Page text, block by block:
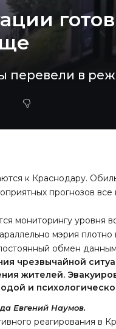
перевели в
к Краснодару.
прогнозов
мониторингу
мэрия
обмен
чрезвычайной
жителей.
и
Евгений Наумов.
реагирования в